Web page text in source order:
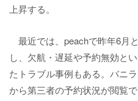
上昇する。
最近では、peachで昨年6月
し、欠航・遅延や予約無効と
たトラブル事例もある。バニ
から第三者の予約状況が閲覧